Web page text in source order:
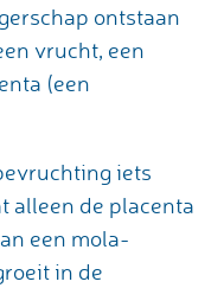
ontstaan
vrucht, een
(een
iets
alleen de placenta
een mola-
in de